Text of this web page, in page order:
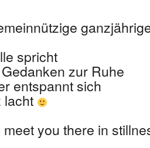
spricht
zur Ruhe
entspannt sich
lacht
you there in